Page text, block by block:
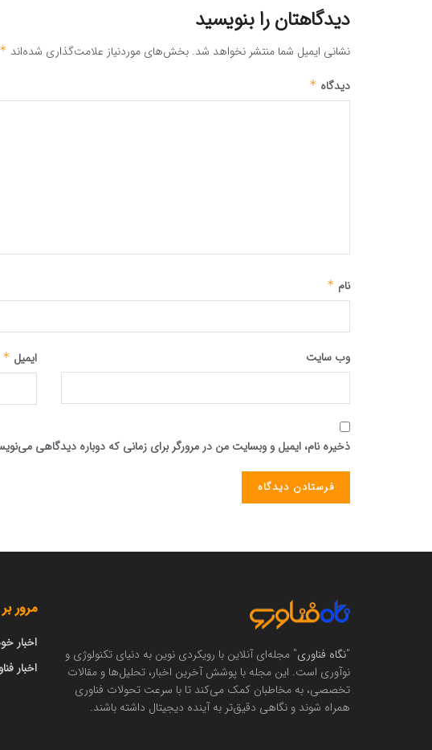
دیدگاهتان را بنویسید
نشانی ایمیل شما منتشر نخواهد شد. بخش‌های موردنیاز علامت‌گذاری شده‌اند *
دیدگاه *
نام *
ایمیل * وب‌ سایت
ذخیره نام، ایمیل و وبسایت من در مرورگر برای زمانی که دوباره دیدگاهی
"نگاه فناوری" مجله‌ای آنلاین با رویکردی نوین به دنیای تکنولوژی و
نوآوری است. این مجله با پوشش آخرین اخبار، تحلیل‌ها و مقالات
تخصصی، به مخاطبان کمک می‌کند تا با سرعت تحولات فناوری
همراه شوند و نگاهی دقیق‌تر به آینده دیجیتال داشته باشند.
مرور
اخبار
اخبار